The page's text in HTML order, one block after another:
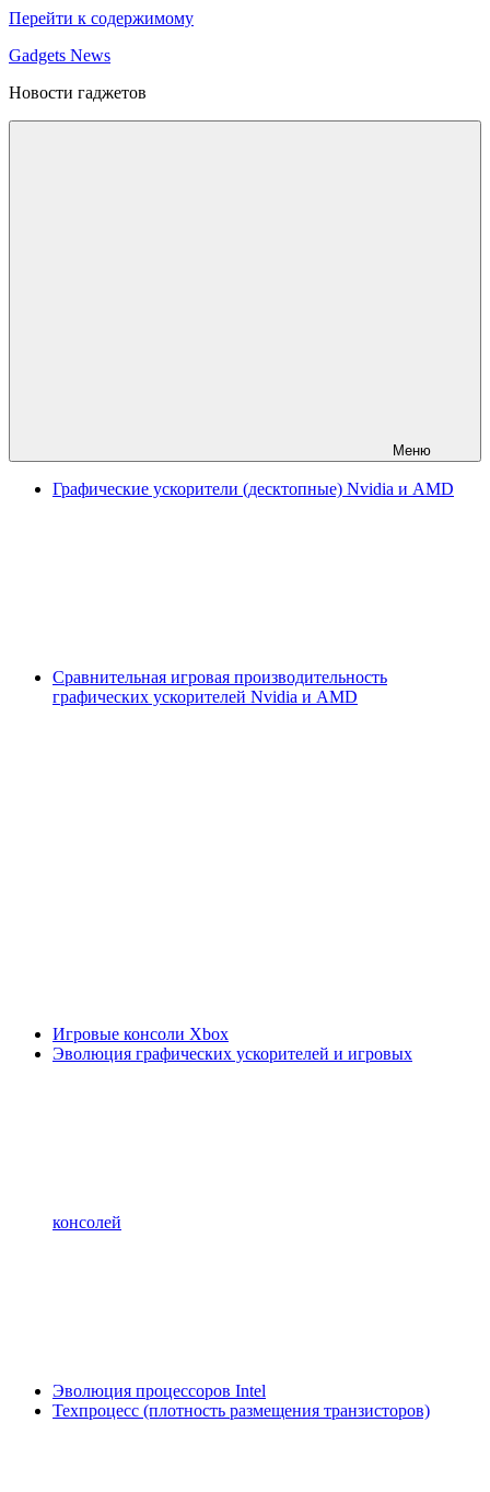
Перейти к содержимому
Gadgets News
Новости гаджетов
Меню
Графические ускорители (десктопные) Nvidia и AMD
Сравнительная игровая производительность
графических ускорителей Nvidia и AMD
Игровые консоли Xbox
Эволюция графических ускорителей и игровых
консолей
Эволюция процессоров Intel
Техпроцесс (плотность размещения транзисторов)